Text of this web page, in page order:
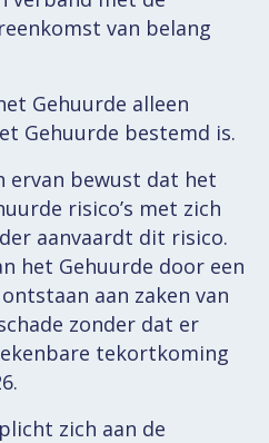
van belang
Gehuurde alleen
Gehuurde bestemd is.
ervan bewust dat het
risico’s met zich
aanvaardt dit risico.
het Gehuurde door een
aan zaken van
zonder dat er
tekortkoming
zich aan de